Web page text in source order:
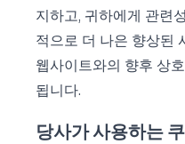
자주 묻는 질문
지하고, 귀하에게 관련
적으로 더 나은 향상된
웹사이트와의 향후 상
됩니다.
당사가 사용하는